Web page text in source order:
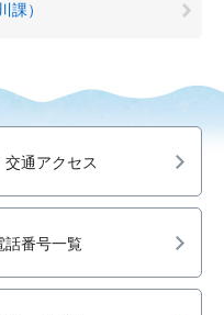
課）
交通アクセス
話番号一覧